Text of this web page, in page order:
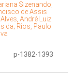
Sizenando;
de Assis
Alves, André Luiz
da; Rios, Paulo
p-1382-1393